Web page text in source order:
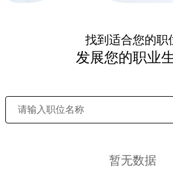
找到适合您的职
发展您的职业
暂无数据